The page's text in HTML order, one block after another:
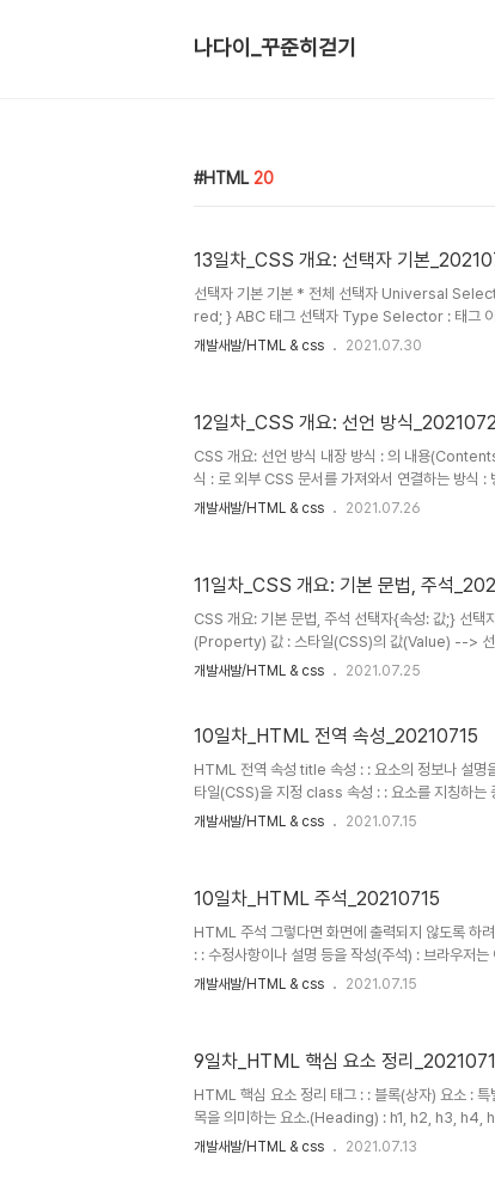
나다이_꾸준히걷기
HTML 20
13일차_CSS 개요: 선택자 기본
선택자 기본 기본 * 전체 선택자 Universal
red; } ABC 태그 선택자 Type Selector : 태그
color: red; } .ABC 클래스 선택자 Class
개발새발/HTML & css 2021.07.30
12일차_CSS 개요: 선언 방식
CSS 개요: 선언 방식 내장 방식 : 의 내용
식 : 로 외부 CSS 문서를 가져와서 연결하는 방
color: red; margin: 20px; } 인라인 방식 : 요소의
.box{ background-color: red; padding: px;
개발새발/HTML & css 2021.07.26
11일차_CSS 개요: 기본 문법, 주석
CSS 개요: 기본 문법, 주석 선택자{속성: 값;} 선
(Property) 값 : 스타일(CSS)의 값(Value) --> 선
과 끝 ex) div { color: red;} : 태그 선택자 속성
개발새발/HTML & css 2021.07.25
10일차_HTML 전역 속성_20210715
HTML 전역 속성 title 속성 : : 요소의 정보나 설명
타일(CSS)을 지정 class 속성 : : 요소를 지칭하는
칭하는 고유한 이름 data 속성 : : 요소에 데이터를
개발새발/HTML & css 2021.07.15
10일차_HTML 주석_20210715
HTML 주석 그렇다면 화면에 출력되지 않도록 하
: : 수정사항이나 설명 등을 작성(주석) : 브라우저
에 내용이 표시되지 않음 : Ctrl + / 혹은 Cmd + /
개발새발/HTML & css 2021.07.15
9일차_HTML 핵심 요소 정리
HTML 핵심 요소 정리 태그 : : 블록(상자) 요소 :
목을 의미하는 요소.(Heading) : h1, h2, h3, h4,
장을 의미하는 요소(Paragraph) 태그 : : 이미지
개발새발/HTML & css 2021.07.13